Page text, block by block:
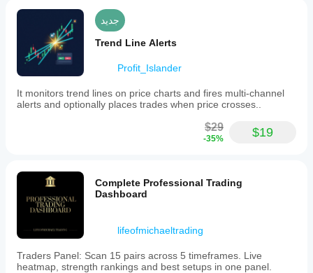
جديد
Trend Line Alerts
Profit_Islander
It monitors trend lines on price charts and fires multi-channel
alerts and optionally places trades when price crosses..
$29
-35% $19
Complete Professional Trading
Dashboard
lifeofmichaeltrading
Traders Panel: Scan 15 pairs across 5 timeframes. Live
heatmap, strength rankings and best setups in one panel.